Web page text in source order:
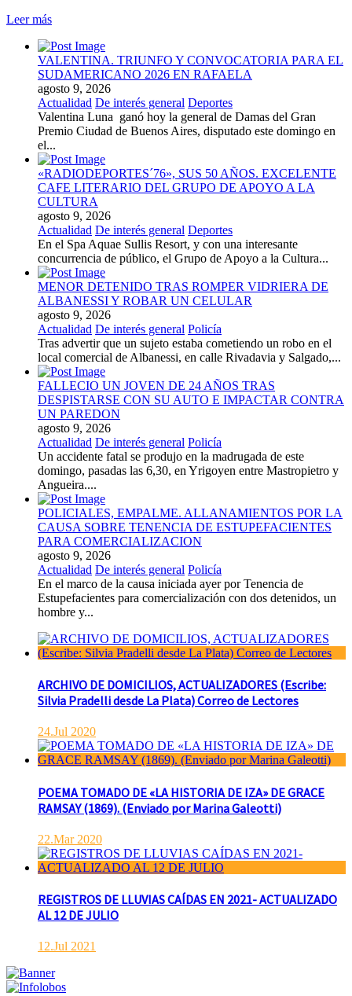
Leer más
VALENTINA. TRIUNFO Y CONVOCATORIA PARA EL
SUDAMERICANO 2026 EN RAFAELA
agosto 9, 2026
Actualidad De interés general Deportes
Valentina Luna ganó hoy la general de Damas del Gran
Premio Ciudad de Buenos Aires, disputado este domingo en
el...
«RADIODEPORTES´76», SUS 50 AÑOS. EXCELENTE
CAFE LITERARIO DEL GRUPO DE APOYO A LA
CULTURA
agosto 9, 2026
Actualidad De interés general Deportes
En el Spa Aquae Sullis Resort, y con una interesante
concurrencia de público, el Grupo de Apoyo a la Cultura...
MENOR DETENIDO TRAS ROMPER VIDRIERA DE
ALBANESSI Y ROBAR UN CELULAR
agosto 9, 2026
Actualidad De interés general Policía
Tras advertir que un sujeto estaba cometiendo un robo en el
local comercial de Albanessi, en calle Rivadavia y Salgado,...
FALLECIO UN JOVEN DE 24 AÑOS TRAS
DESPISTARSE CON SU AUTO E IMPACTAR CONTRA
UN PAREDON
agosto 9, 2026
Actualidad De interés general Policía
Un accidente fatal se produjo en la madrugada de este
domingo, pasadas las 6,30, en Yrigoyen entre Mastropietro y
Angueira....
POLICIALES, EMPALME. ALLANAMIENTOS POR LA
CAUSA SOBRE TENENCIA DE ESTUPEFACIENTES
PARA COMERCIALIZACION
agosto 9, 2026
Actualidad De interés general Policía
En el marco de la causa iniciada ayer por Tenencia de
Estupefacientes para comercialización con dos detenidos, un
hombre y...
ARCHIVO DE DOMICILIOS, ACTUALIZADORES (Escribe:
Silvia Pradelli desde La Plata) Correo de Lectores
24.Jul 2020
POEMA TOMADO DE «LA HISTORIA DE IZA» DE GRACE
RAMSAY (1869). (Enviado por Marina Galeotti)
22.Mar 2020
REGISTROS DE LLUVIAS CAÍDAS EN 2021- ACTUALIZADO
AL 12 DE JULIO
12.Jul 2021